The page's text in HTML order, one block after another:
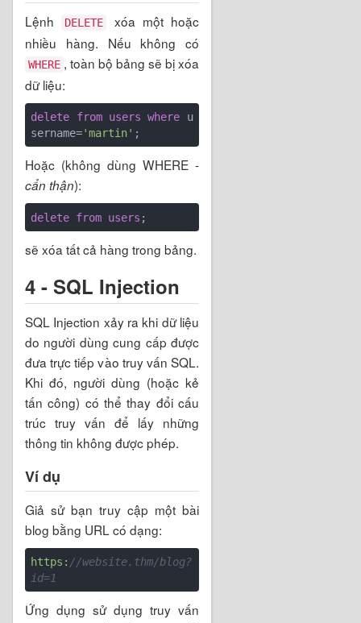
Lệnh DELETE
xóa một hoặc
nhiều hàng. Nếu không có
WHERE , toàn bộ bảng sẽ bị xóa
dữ liệu:
delete from users where u
sername='martin'
Hoặc (không dùng WHERE -
cẩn thận):
delete from users
sẽ xóa tất cả hàng trong bảng.
4 - SQL Injection
SQL Injection xảy ra khi dữ liệu
do người dùng cung cấp được
đưa trực tiếp vào truy vấn SQL.
Khi đó, người dùng (hoặc kẻ
tấn công) có thể thay đổi cấu
trúc truy vấn để lấy những
thông tin không được phép.
Ví dụ
Giả sử bạn truy cập một bài
blog bằng URL có dạng:
https: //website.thm/blog?
id=1
Ứng dụng sử dụng truy vấn